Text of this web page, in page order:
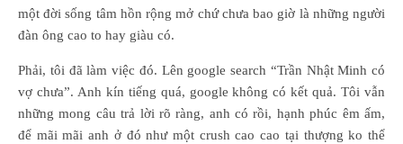
một đời sống tâm hồn rộng mở chứ chưa bao giờ là những người
đàn ông cao to hay giàu có.
Phải, tôi đã làm việc đó. Lên google search “Trần Nhật Minh có
vợ chưa”. Anh kín tiếng quá, google không có kết quả. Tôi vẫn
những mong câu trả lời rõ ràng, anh có rồi, hạnh phúc êm ấm,
để mãi mãi anh ở đó như một crush cao cao tại thượng ko thể